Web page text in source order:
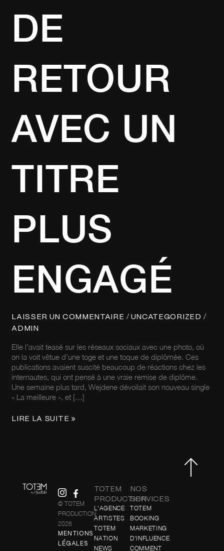
DE
RETOUR
AVEC UN
TITRE
PLUS
ENGAGÉ
LAISSER UN COMMENTAIRE / UNCATEGORIZED /
ADMIN
Elle l’avait teasé sur les réseaux sociaux avec une photo, où
on la voit vêtue d’une toge et une toque de diplômée. Ces
publications avaient suscité beaucoup de réactions chez les
internautes, qui ont pensé à une vraie remise de diplôme.
Une semaine plus tard, Wejdene dévoilait son nouveau single
« La meilleure », et […]
LIRE LA SUITE »
© TOTEM
PRODUCTION
2026
MENTIONS
LÉGALES
TOTEM
PRODUCTION
L'AGENCE
ARTISTES
TOTEM
NATION
NEWS
NOS
SERVICES
TOTEM
BOOKING
MARKETING
D'INFLUENCE
COMMENT